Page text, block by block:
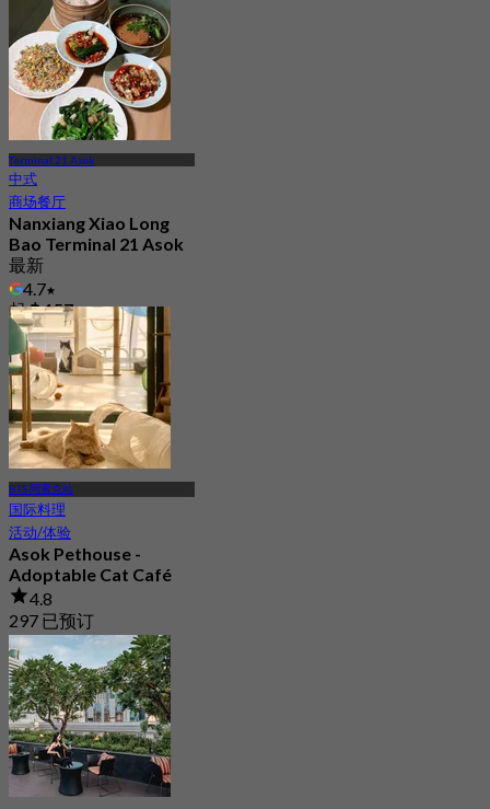
Terminal 21 Asok
中式
商场餐厅
Nanxiang Xiao Long
Bao Terminal 21 Asok
最新
4.7
起฿ 157
BTS 阿索克站
国际料理
活动/体验
Asok Pethouse -
Adoptable Cat Café
4.8
297 已预订
起฿ 160